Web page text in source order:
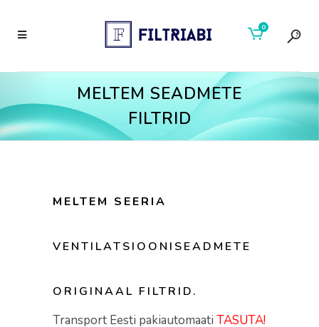
0
MELTEM SEADMETE
FILTRID
MELTEM SEERIA
VENTILATSIOONISEADMETE
ORIGINAAL FILTRID.
Transport Eesti pakiautomaati TASUTA!